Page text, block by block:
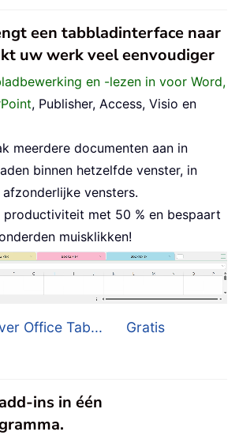
een tabbladinterface naar
uw werk veel eenvoudiger
en -lezen in voor Word,
, Publisher, Access, Visio en
meerdere documenten aan in
binnen hetzelfde venster, in
vensters.
productiviteit met 50 % en bespaart
muisklikken!
Office Tab...
Gratis
ins in één